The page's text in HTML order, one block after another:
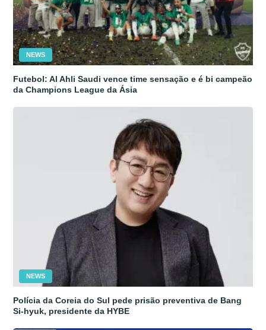
NEWS
Futebol: Al Ahli Saudi vence time sensação e é bi campeão
da Champions League da Ásia
NEWS
Polícia da Coreia do Sul pede prisão preventiva de Bang
Si-hyuk, presidente da HYBE